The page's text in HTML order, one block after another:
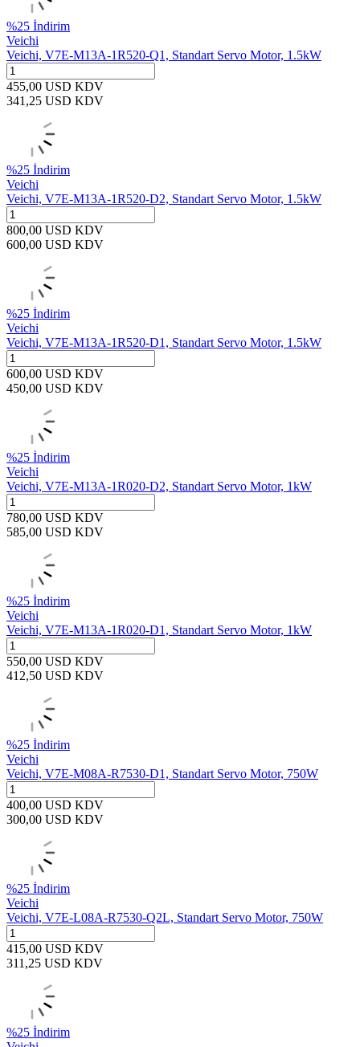
%25 İndirim
Veichi
Veichi, V7E-M13A-1R520-Q1, Standart Servo Motor, 1.5kW
455,00 USD KDV
341,25 USD KDV
%25 İndirim
Veichi
Veichi, V7E-M13A-1R520-D2, Standart Servo Motor, 1.5kW
800,00 USD KDV
600,00 USD KDV
%25 İndirim
Veichi
Veichi, V7E-M13A-1R520-D1, Standart Servo Motor, 1.5kW
600,00 USD KDV
450,00 USD KDV
%25 İndirim
Veichi
Veichi, V7E-M13A-1R020-D2, Standart Servo Motor, 1kW
780,00 USD KDV
585,00 USD KDV
%25 İndirim
Veichi
Veichi, V7E-M13A-1R020-D1, Standart Servo Motor, 1kW
550,00 USD KDV
412,50 USD KDV
%25 İndirim
Veichi
Veichi, V7E-M08A-R7530-D1, Standart Servo Motor, 750W
400,00 USD KDV
300,00 USD KDV
%25 İndirim
Veichi
Veichi, V7E-L08A-R7530-Q2L, Standart Servo Motor, 750W
415,00 USD KDV
311,25 USD KDV
%25 İndirim